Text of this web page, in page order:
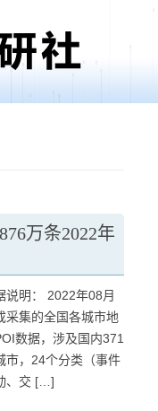
万条2022年
说明： 2022年08月
采集的全国各城市地
数据，涉及国内371
市，24个分类（事件
、交 […]